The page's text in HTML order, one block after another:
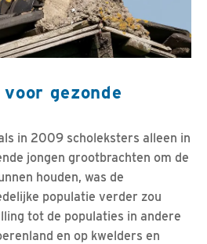
voor gezonde
in 2009 scholeksters alleen in
jongen grootbrachten om de
houden, was de
populatie verder zou
tot de populaties in andere
en op kwelders en